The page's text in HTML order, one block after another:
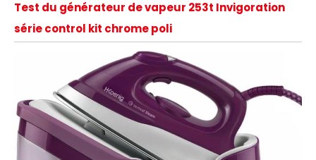
Test du générateur de vapeur 253t Invigoration
série control kit chrome poli